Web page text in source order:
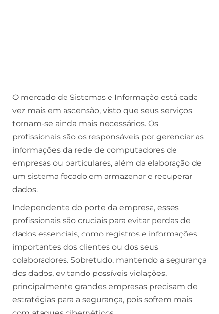
O mercado de Sistemas e Informação está cada
vez mais em ascensão, visto que seus serviços
tornam-se ainda mais necessários. Os
profissionais são os responsáveis por gerenciar as
informações da rede de computadores de
empresas ou particulares, além da elaboração de
um sistema focado em armazenar e recuperar
dados.
Independente do porte da empresa, esses
profissionais são cruciais para evitar perdas de
dados essenciais, como registros e informações
importantes dos clientes ou dos seus
colaboradores. Sobretudo, mantendo a segurança
dos dados, evitando possíveis violações,
principalmente grandes empresas precisam de
estratégias para a segurança, pois sofrem mais